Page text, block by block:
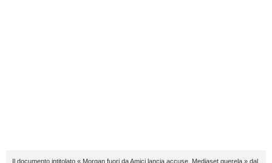
Il documento intitolato « Morgan fuori da Amici lancia accuse, Mediaset querela » dal